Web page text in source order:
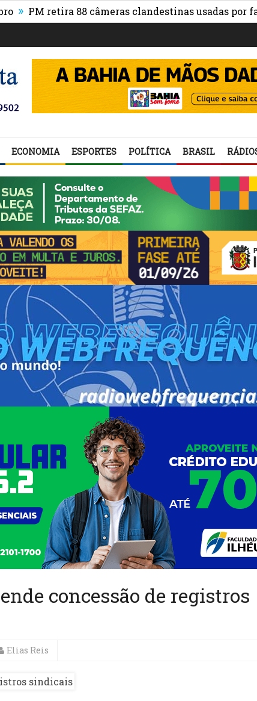
retira 88 câmeras clandestinas usadas por
ECONOMIA ESPORTES POLÍTICA BRASIL
concessão de registros
Elias Reis